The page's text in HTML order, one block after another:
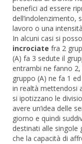
benefici ad essere
dell’indolenzimento,
lavoro o una
In alcuni casi si
incrociate fra 2
(A) fa 3 sedute il
entrambi ne fanno 2,
gruppo (A) ne fa 1
in realtà mettendosi
si ipotizzano le
avere un’idea delle
giorno e quindi
destinati alle singole
che la capacità di